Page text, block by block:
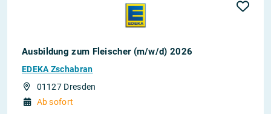
Ausbildung zum Fleischer (m/w/d) 2026
EDEKA Zschabran
01127 Dresden
Ab sofort